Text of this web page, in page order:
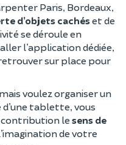
Paris, Bordeaux,
d’objets cachéset de
se déroule en
l’application dédiée,
sur place pour
voulez organiser un
d’une tablette, vous
contribution le sens de
de votre